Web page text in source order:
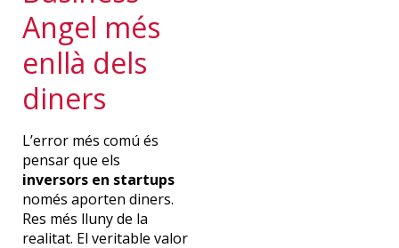
Angel més
enllà dels
diners
L’error més comú és
pensar que els
inversors en startups
només aporten diners.
Res més lluny de la
realitat. El veritable valor